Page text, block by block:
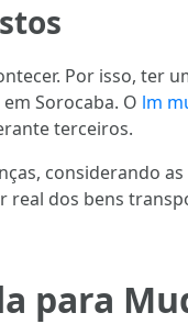
Por isso, ter
Sorocaba. O lm
terceiros.
considerando
real dos bens
para